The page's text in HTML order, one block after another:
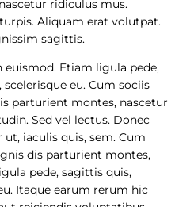
ridiculus mus.
Aliquam erat volutpat.
sagittis.
Etiam ligula pede,
eu. Cum sociis
parturient montes, nascetur
Sed vel lectus. Donec
iaculis quis, sem. Cum
dis parturient montes,
pede, sagittis quis,
Itaque earum rerum hic